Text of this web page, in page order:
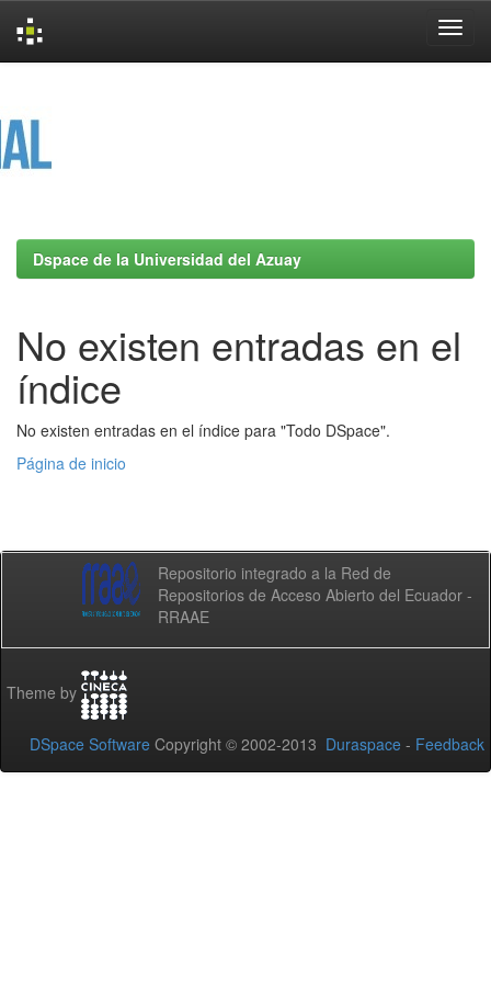
Dspace de la Universidad del Azuay
No existen entradas en el
índice
No existen entradas en el índice para "Todo DSpace".
Página de inicio
Repositorio integrado a la Red de
Repositorios de Acceso Abierto del Ecuador -
RRAAE
Theme by
DSpace Software Copyright © 2002-2013 Duraspace - Feedback